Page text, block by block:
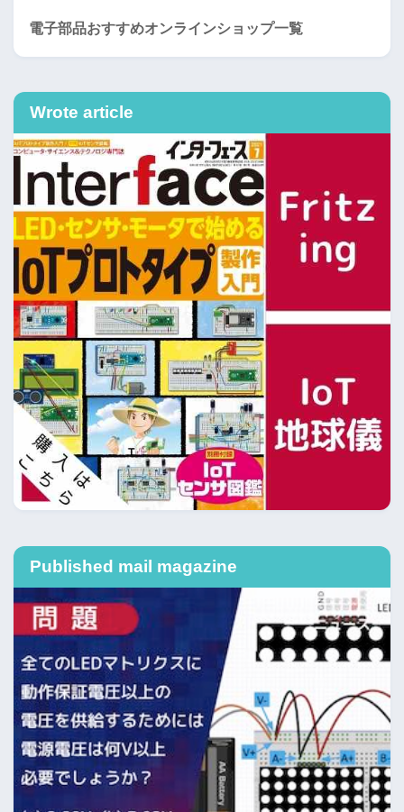
電子部品おすすめオンラインショップ一覧
Wrote article
Published mail magazine